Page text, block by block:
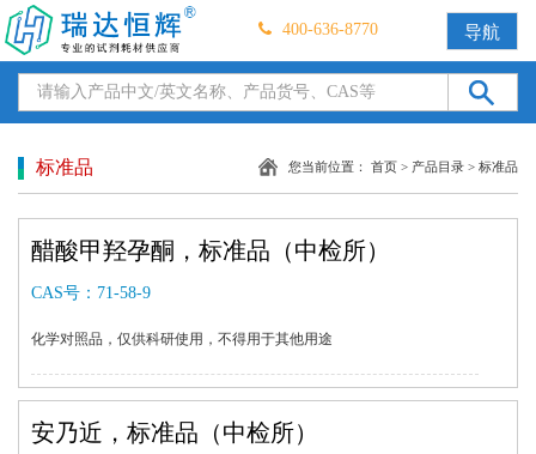
400-636-8770 导航
标准品 您当前位置： 首页 > 产品目录 > 标准品
醋酸甲羟孕酮，标准品（中检所）
CAS号： 71-58-9
化学对照品，仅供科研使用，不得用于其他用途
安乃近，标准品（中检所）